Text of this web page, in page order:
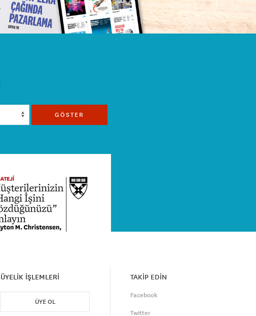
GÖSTER
ÜYELİK İŞLEMLERİ
ÜYE OL
TAKİP EDİN
Facebook
Twitter